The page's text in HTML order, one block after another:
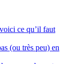
ce qu’il faut
(ou très peu) en